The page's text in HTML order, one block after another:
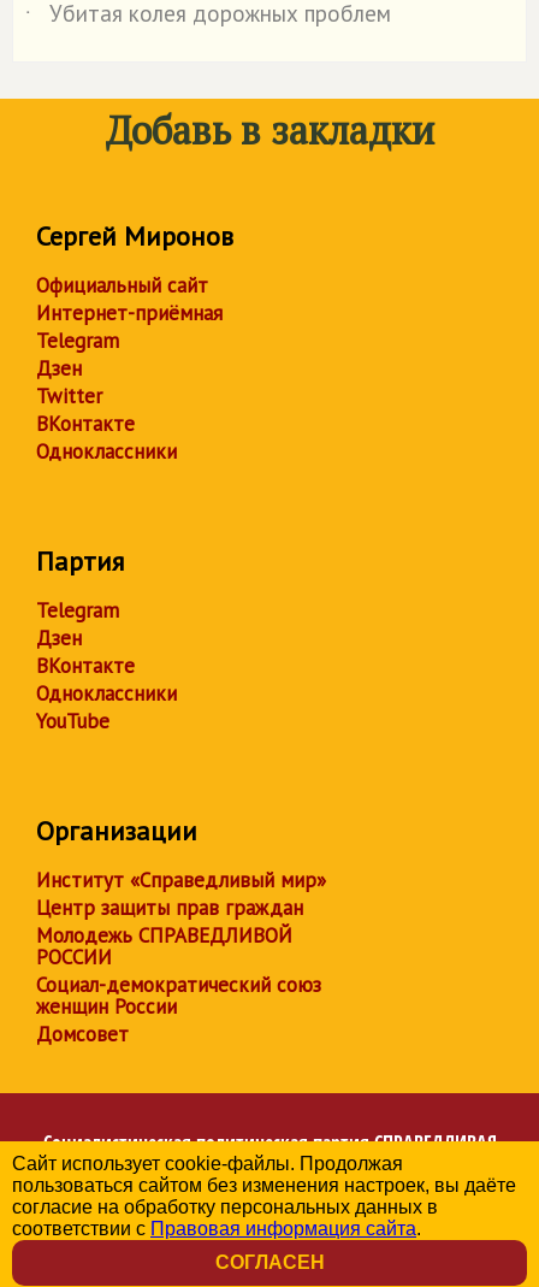
˙
Убитая колея дорожных проблем
Добавь в закладки
Сергей Миронов
Официальный сайт
Интернет-приёмная
Telegram
Дзен
Twitter
ВКонтакте
Одноклассники
Партия
Telegram
Дзен
ВКонтакте
Одноклассники
YouTube
Организации
Институт «Справедливый мир»
Центр защиты прав граждан
Молодежь СПРАВЕДЛИВОЙ
РОССИИ
Социал-демократический союз
женщин России
Домсовет
Социалистическая политическая партияСПРАВЕДЛИВАЯ
РОССИЯ
Региональное отделение партии в Чувашской Республике
© 2006-2026
Политика в отношении обработки персональных данных
Сайт использует cookie-файлы. Продолжая
пользоваться сайтом без изменения настроек, вы даёте
согласие на обработку персональных данных в
соответствии с Правовая информация сайта.
СОГЛАСЕН